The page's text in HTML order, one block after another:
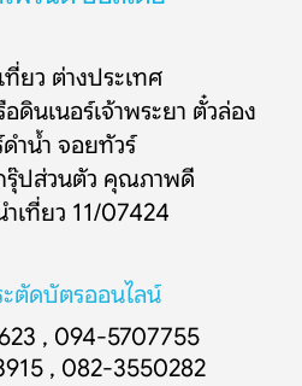
ยว ต่างประเทศ
ดินเนอร์เจ้าพระยา ตั๋วล่อง
ดำน้ำ จอยทัวร์
รุ๊ปส่วนตัว คุณภาพดี
เที่ยว 11/07424
ะตัดบัตรออนไลน์
, 094-5707755
, 082-3550282